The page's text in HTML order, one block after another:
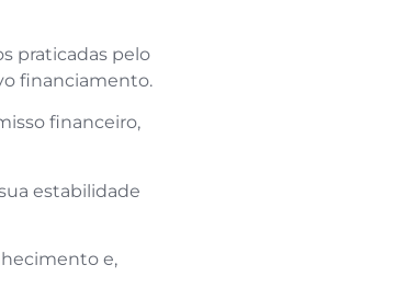
praticadas pelo
financiamento.
financeiro,
estabilidade
e,